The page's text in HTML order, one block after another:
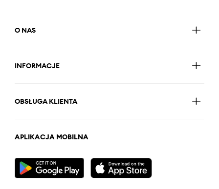
O NAS
INFORMACJE
OBSŁUGA KLIENTA
APLIKACJA MOBILNA